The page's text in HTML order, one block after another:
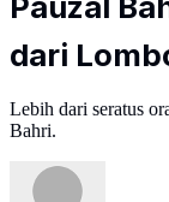
dari
Lebih dari seratus
Bahri.